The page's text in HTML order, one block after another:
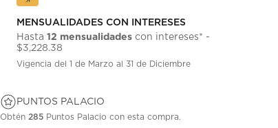
MENSUALIDADES CON INTERESES
Hasta12 mensualidades con intereses* -
$3,228.38
Vigencia del 1 de Marzo al 31 de Diciembre
PUNTOS PALACIO
Obtén 285 Puntos Palacio con esta compra.